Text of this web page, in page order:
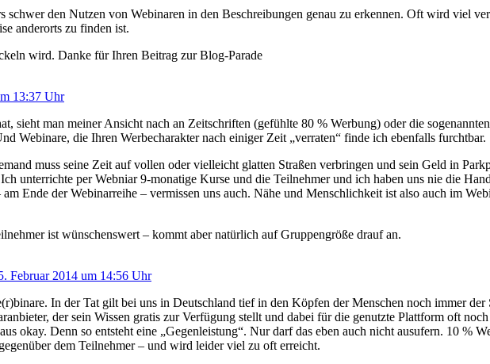
schwer den Nutzen von Webinaren in den Beschreibungen genau zu erkennen. Oft wird viel
anderorts zu finden ist.
wird. Danke für Ihren Beitrag zur Blog-Parade
13:37 Uhr
sieht man meiner Ansicht nach an Zeitschriften (gefühlte 80 % Werbung) oder die
Webinare, die Ihren Werbecharakter nach einiger Zeit „verraten“ finde ich ebenfalls furchtbar.
muss seine Zeit auf vollen oder vielleicht glatten Straßen verbringen und sein Geld in
unterrichte per Webniar 9-monatige Kurse und die Teilnehmer und ich haben uns nie die
Ende der Webinarreihe – vermissen uns auch. Nähe und Menschlichkeit ist also auch im
ist wünschenswert – kommt aber natürlich auf Gruppengröße drauf an.
Februar 2014 um 14:56 Uhr
In der Tat gilt bei uns in Deutschland tief in den Köpfen der Menschen noch immer
der sein Wissen gratis zur Verfügung stellt und dabei für die genutzte Plattform oft
okay. Denn so entsteht eine „Gegenleistung“. Nur darf das eben auch nicht ausufern. 10 %
dem Teilnehmer – und wird leider viel zu oft erreicht.